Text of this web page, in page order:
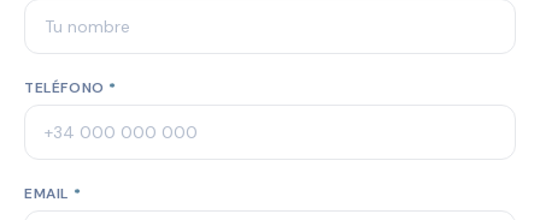
TELÉFONO *
EMAIL *